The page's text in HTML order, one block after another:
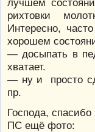
рихтовки
Интересно,
хорошем
— досыпать в
хватает.
— ну и просто
пр.
Господа,
ПС ещё фото: